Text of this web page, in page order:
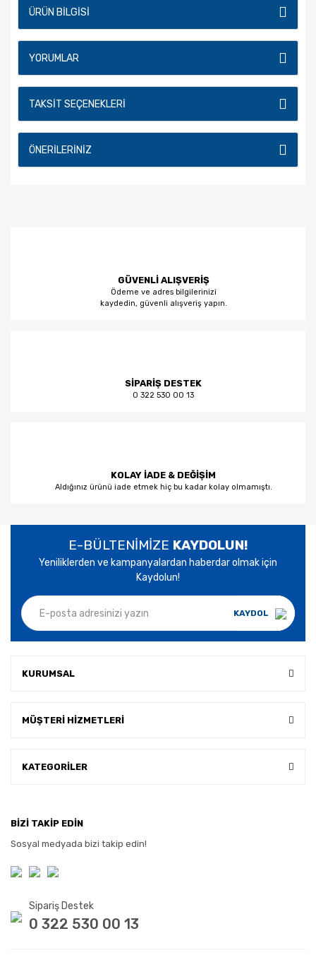
ÜRÜN BILGISI
YORUMLAR
TAKSIT SEÇENEKLERI
ÖNERILERINIZ
GÜVENLİ ALIŞVERİŞ
Ödeme ve adres bilgilerinizi
kaydedin, güvenli alışveriş yapın.
SİPARİŞ DESTEK
0 322 530 00 13
KOLAY İADE & DEĞİŞİM
Aldığınız ürünü iade etmek hiç bu kadar kolay olmamıştı.
E-BÜLTENİMİZE KAYDOLUN!
Yeniliklerden ve kampanyalardan haberdar olmak için
Kaydolun!
KAYDOL
KURUMSAL
MÜŞTERİ HİZMETLERİ
KATEGORİLER
BİZİ TAKİP EDİN
Sosyal medyada bizi takip edin!
Sipariş Destek
0 322 530 00 13